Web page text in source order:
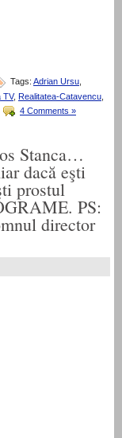
Tags: Adrian Ursu
TV, Realitatea-Catavencu,
4 Comments »
Stanca…
dacă eşti
prostul
PS:
director